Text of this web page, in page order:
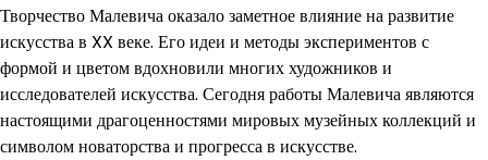
Творчество Малевича оказало заметное влияние на развитие
искусства в XX веке. Его идеи и методы экспериментов с
формой и цветом вдохновили многих художников и
исследователей искусства. Сегодня работы Малевича являются
настоящими драгоценностями мировых музейных коллекций и
символом новаторства и прогресса в искусстве.